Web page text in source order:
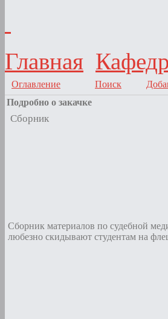
Главная
Оглавление Поиск
Подробно о закачке
Сборник
Сборник материалов по судебной
любезно скидывают студентам на